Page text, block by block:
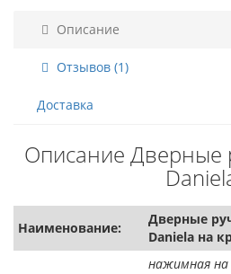
Описание
Отзывов (1)
Доставка
Описание Дверные
Наименование:
Дверные
Daniela на
нажимная на